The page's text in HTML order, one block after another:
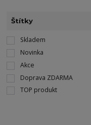
Štítky
Skladem
Novinka
Akce
Doprava ZDARMA
TOP produkt